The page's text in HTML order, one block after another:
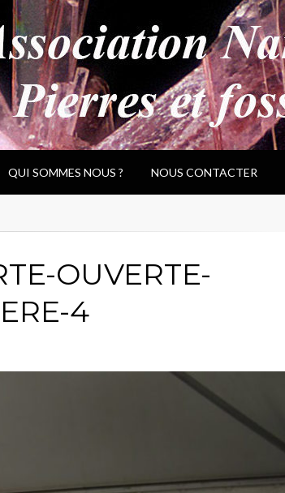
QUI SOMMES NOUS ? NOUS CONTACTER
OUVERTE-
4